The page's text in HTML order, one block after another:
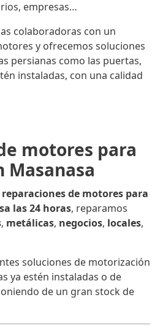
empresas…
colaboradoras con un
y ofrecemos soluciones
persianas como las puertas,
instaladas, con una calidad
motores para
Masanasa
reparaciones de motores para
las 24 horas, reparamos
, metálicas, negocios, locales,
soluciones de motorización
ya estén instaladas o de
de un gran stock de